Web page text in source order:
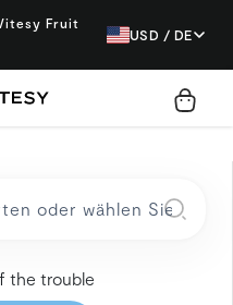
Fruit
USD / DE
the trouble